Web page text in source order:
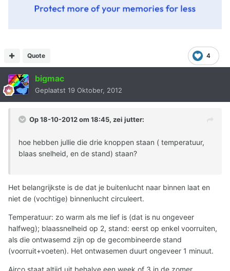
4
Quote
bigmac
Geplaatst 19 Oktober, 2012
Op 18-10-2012 om 18:45, zei jutter:
hoe hebben jullie die drie knoppen staan ( temperatuur,
blaas snelheid, en de stand) staan?
Het belangrijkste is de dat je buitenlucht naar binnen laat en
niet de (vochtige) binnenlucht circuleert.
Temperatuur: zo warm als me lief is (dat is nu ongeveer
halfweg); blaassnelheid op 2, stand: eerst op enkel voorruiten,
als die ontwasemd zijn op de gecombineerde stand
(voorruit+voeten). Het ontwasemen duurt ongeveer 1 minuut.
Airco staat altijd uit behalve een week of 3 in de zomer.